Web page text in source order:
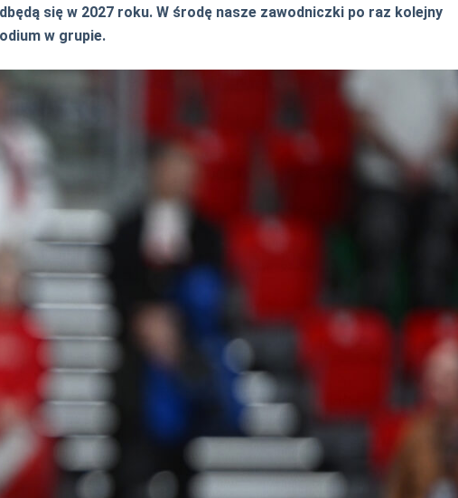
się w 2027 roku. W środę nasze zawodniczki po raz kolejny
w grupie.